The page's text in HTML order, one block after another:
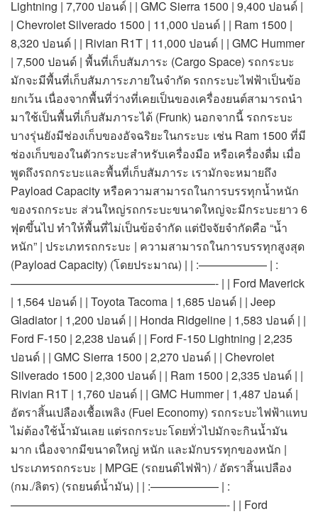
Lightning | 7,700 ปอนด์ | | GMC Sierra 1500 | 9,400 ปอนด์ |
| Chevrolet Silverado 1500 | 11,000 ปอนด์ | | Ram 1500 |
8,320 ปอนด์ | | Rivian R1T | 11,000 ปอนด์ | | GMC Hummer
| 7,500 ปอนด์ | พื้นที่เก็บสัมภาระ (Cargo Space) รถกระบะ
มักจะมีพื้นที่เก็บสัมภาระภายในจำกัด รถกระบะไฟฟ้าเป็นข้อ
ยกเว้น เนื่องจากพื้นที่ว่างที่เคยเป็นของเครื่องยนต์สามารถนำ
มาใช้เป็นพื้นที่เก็บสัมภาระได้ (Frunk) นอกจากนี้ รถกระบะ
บางรุ่นยังมีช่องเก็บของอัจฉริยะในกระบะ เช่น Ram 1500 ที่มี
ช่องเก็บของในตัวกระบะสำหรับเครื่องมือ หรือเครื่องดื่ม เมื่อ
พูดถึงรถกระบะและพื้นที่เก็บสัมภาระ เรามักจะหมายถึง
Payload Capacity หรือความสามารถในการบรรทุกน้ำหนัก
ของรถกระบะ ส่วนใหญ่รถกระบะขนาดใหญ่จะมีกระบะยาว 6
ฟุตขึ้นไป ทำให้พื้นที่ไม่เป็นข้อจำกัด แต่ปัจจัยจำกัดคือ “น้ำ
หนัก” | ประเภทรถกระบะ | ความสามารถในการบรรทุกสูงสุด
(Payload Capacity) (โดยประมาณ) | | :—————— | :
——————————————————- | | Ford Maverick
| 1,564 ปอนด์ | | Toyota Tacoma | 1,685 ปอนด์ | | Jeep
Gladiator | 1,200 ปอนด์ | | Honda Ridgeline | 1,583 ปอนด์ | |
Ford F-150 | 2,238 ปอนด์ | | Ford F-150 Lightning | 2,235
ปอนด์ | | GMC Sierra 1500 | 2,270 ปอนด์ | | Chevrolet
Silverado 1500 | 2,300 ปอนด์ | | Ram 1500 | 2,335 ปอนด์ | |
Rivian R1T | 1,760 ปอนด์ | | GMC Hummer | 1,487 ปอนด์ |
อัตราสิ้นเปลืองเชื้อเพลิง (Fuel Economy) รถกระบะไฟฟ้าแทบ
ไม่ต้องใช้น้ำมันเลย แต่รถกระบะโดยทั่วไปมักจะกินน้ำมัน
มาก เนื่องจากมีขนาดใหญ่ หนัก และมักบรรทุกของหนัก |
ประเภทรถกระบะ | MPGE (รถยนต์ไฟฟ้า) / อัตราสิ้นเปลือง
(กม./ลิตร) (รถยนต์น้ำมัน) | | :—————— | :
———————————————————- | | Ford